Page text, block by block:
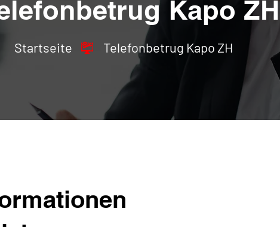
Kapo ZH
Startseite Telefonbetrug Kapo ZH